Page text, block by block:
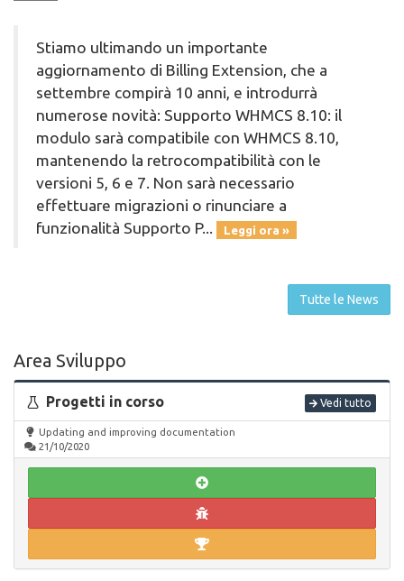
Stiamo ultimando un importante
aggiornamento di Billing Extension, che a
settembre compirà 10 anni, e introdurrà
numerose novità: Supporto WHMCS 8.10: il
modulo sarà compatibile con WHMCS 8.10,
mantenendo la retrocompatibilità con le
versioni 5, 6 e 7. Non sarà necessario
effettuare migrazioni o rinunciare a
funzionalità Supporto P...
Leggi ora »
Tutte le News
Area Sviluppo
Vedi tutto
Progetti in corso
Updating and improving documentation
21/10/2020